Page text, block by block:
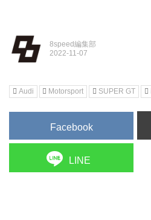
8speed編集部
Audi Motorsport SUPER GT
Facebook
LINE